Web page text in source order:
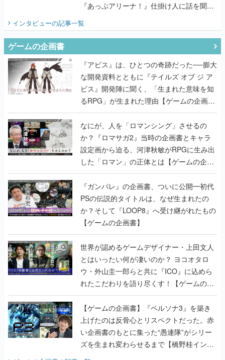
『あっぷアリーナ！』仕掛け人に話を聞い
てみた
インタビューの記事一覧
ゲームの企画書
『アビス』は、ひとつの奇跡だった──膨大
な開発資料とともに『テイルズ オブ ジ ア
ビス』開発陣に聞く、「生まれた意味を知
るRPG」が生まれた理由【ゲームの企画
書】
なにが、人を「ロマンシング」させるの
か？『ロマサガ2』当時の企画書とキャラ
設定画から迫る、河津秋敏がRPGに生み出
した「ロマン」の正体とは【ゲームの企画
書】
『ガンパレ』の企画書、ついに公開━初代
PSの伝説的タイトルは、なぜ生まれたの
か？そして『LOOP8』へ受け継がれたもの
【ゲームの企画書】
世界が認めるゲームデザイナー・上田文人
とはいったい何が凄いのか？ ヨコオタロ
ウ・外山圭一郎らと共に『ICO』に込めら
れたこだわりを語り尽くす！【ゲームの企
画書】
【ゲームの企画書】『ペルソナ3』を築き
上げたのは反骨心とリスペクトだった。赤
い企画書のもとに集った“愚連隊”がシリー
ズを生まれ変わらせるまで【橋野桂インタ
ビュー】